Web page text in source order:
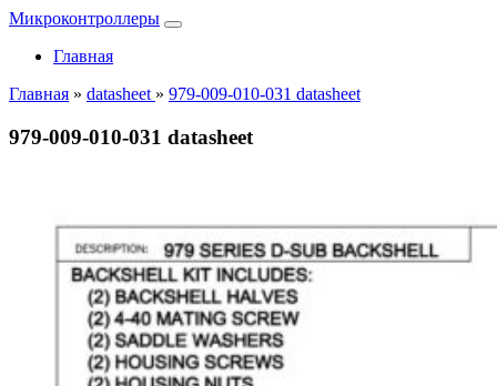
Микроконтроллеры
Главная
Главная » datasheet » 979-009-010-031 datasheet
979-009-010-031 datasheet